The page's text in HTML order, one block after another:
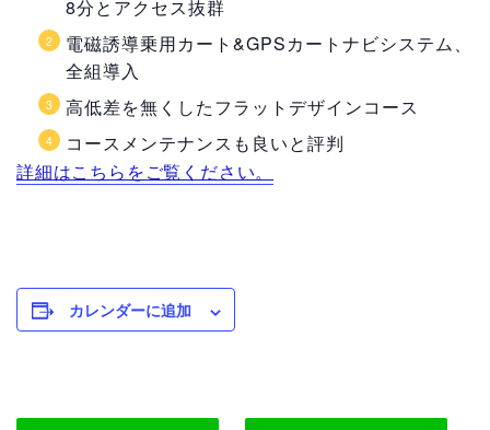
8分とアクセス抜群
電磁誘導乗用カート&GPSカートナビシステム、
全組導入
高低差を無くしたフラットデザインコース
コースメンテナンスも良いと評判
詳細はこちらをご覧ください。
カレンダーに追加